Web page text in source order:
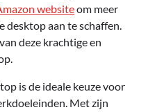
websiteom meer
desktop aan te schaffen.
deze krachtige en
is de ideale keuze voor
Met zijn